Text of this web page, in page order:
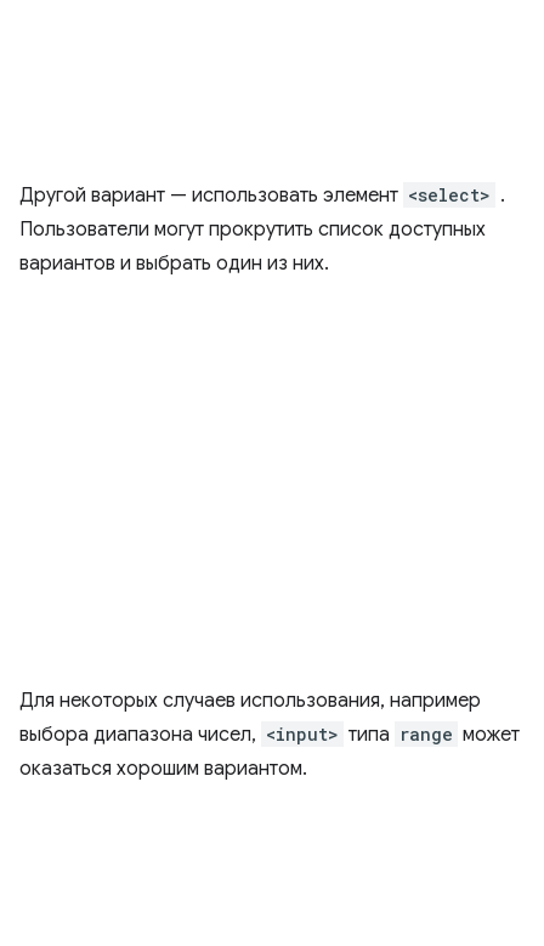
Другой вариант — использовать элемент <select> .
Пользователи могут прокрутить список доступных
вариантов и выбрать один из них.
Для некоторых случаев использования, например
выбора диапазона чисел, <input> типа range может
оказаться хорошим вариантом.